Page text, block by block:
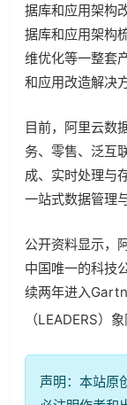
据库和应用架构
据库和应用架构
维优化等一整套
和应用改造解决
目前，阿里云数
务、零售、泛互
成、实时处理与
一站式数据管理
公开资料显示，
中国唯一的科技
续两年进入
（LEADERS）象
声明：本站原